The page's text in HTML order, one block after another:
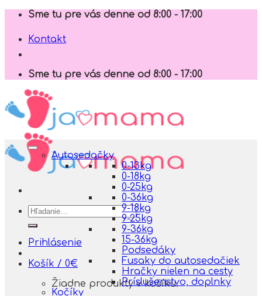
Skip
content
Sme tu pre vás denne od 8:00 - 17:00
Kontakt
Sme tu pre vás denne od 8:00 - 17:00
Hľadať:
Prihlásenie
Košík / 0€
Žiadne produkty v košíku.
Autosedačky
0-13kg
0-18kg
0-25kg
0-36kg
9-18kg
9-25kg
9-36kg
15-36kg
Podsedáky
Fusaky do autosedačiek
Hračky nielen na cesty
Príslušenstvo, doplnky
Kočíky